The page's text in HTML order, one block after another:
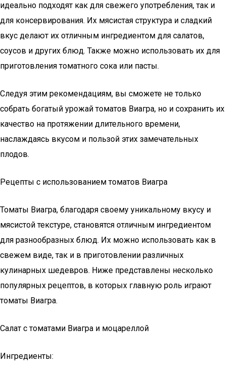
идеально подходят как для свежего употребления, так и
для консервирования. Их мясистая структура и сладкий
вкус делают их отличным ингредиентом для салатов,
соусов и других блюд. Также можно использовать их для
приготовления томатного сока или пасты.
Следуя этим рекомендациям, вы сможете не только
собрать богатый урожай томатов Виагра, но и сохранить их
качество на протяжении длительного времени,
наслаждаясь вкусом и пользой этих замечательных
плодов.
Рецепты с использованием томатов Виагра
Томаты Виагра, благодаря своему уникальному вкусу и
мясистой текстуре, становятся отличным ингредиентом
для разнообразных блюд. Их можно использовать как в
свежем виде, так и в приготовлении различных
кулинарных шедевров. Ниже представлены несколько
популярных рецептов, в которых главную роль играют
томаты Виагра.
Салат с томатами Виагра и моцареллой
Ингредиенты: